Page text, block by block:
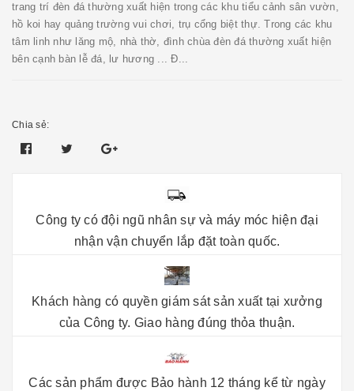
trang trí đèn đá thường xuất hiện trong các khu tiểu cảnh sân vườn,
hồ koi hay quảng trường vui chơi, trụ cổng biệt thự. Trong các khu
tâm linh như lăng mộ, nhà thờ, đình chùa đèn đá thường xuất hiện
bên cạnh bàn lễ đá, lư hương ... Đ...
Chia sẻ:
Công ty có đội ngũ nhân sự và máy móc hiện đại
nhận vận chuyển lắp đặt toàn quốc.
Khách hàng có quyền giám sát sản xuất tại xưởng
của Công ty. Giao hàng đúng thỏa thuận.
Các sản phẩm được Bảo hành 12 tháng kể từ ngày